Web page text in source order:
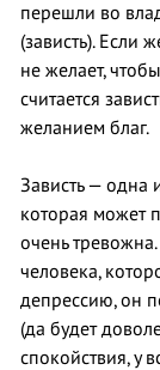
перешли во
(зависть). Если
не желает,
считается
желанием благ.
Зависть — одна
которая может
очень
человека,
депрессию, он
(да будет
спокойствия, у